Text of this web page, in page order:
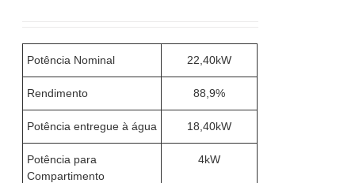
Potência Nominal 22,40kW
Rendimento 88,9%
Potência entregue à água 18,40kW
Potência para
Compartimento
4kW